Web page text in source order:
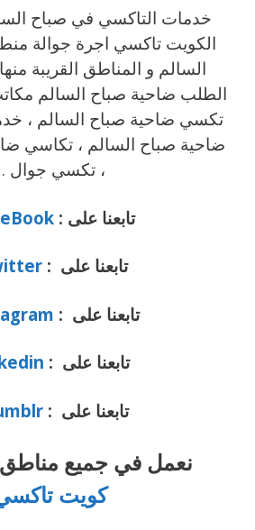
خدمات التاكسي في صباح
الكويت تاكسي اجرة جوالة
السالم و المناطق القريبة
الطلب ضاحية صباح السالم
تكسي ضاحية صباح السالم ،
ضاحية صباح السالم ، تكاسي
، تكسي جوال .
تابعنا على :
تابعنا على :
تابعنا على :
تابعنا على :
تابعنا على :
نعمل في جميع
كويت